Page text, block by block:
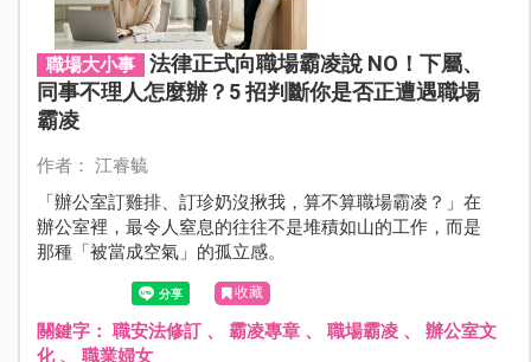
職場大小事
法律正式向職場霸凌說 NO！下屬、
同事不理人怎麼辦？5 招判斷你是否正遭遇職場
霸凌
作者： 江睿毓
「辦公室訂雞排、訂珍奶沒揪我，算不算職場霸凌？」在
辦公室裡，最令人窒息的往往不是堆積如山的工作，而是
那種「被當成空氣」的孤立感。
收藏
關鍵字： 職安法修訂、 霸凌專章、 職場霸凌、 辦公室文
化、 職業婦女